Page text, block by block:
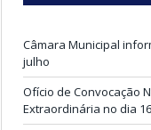
Câmara Municipal
julho
Ofício de Convocação
Extraordinária no dia